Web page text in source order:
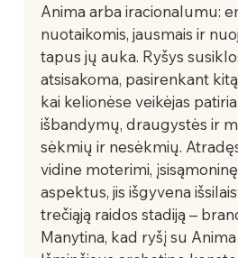
Anima arba iracionalumu:
nuotaikomis, jausmais ir
tapus jų auka. Ryšys
atsisakoma, pasirenkant
kai kelionėse veikėjas
išbandymų, draugystės ir
sėkmių ir nesėkmių.
vidine moterimi,
aspektus, jis išgyvena
trečiąją raidos stadiją –
Manytina, kad ryšį su